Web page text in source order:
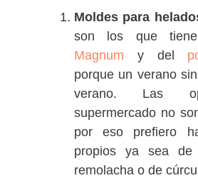
Moldes para
son los que
Magnum y del
porque un verano
verano. Las
supermercado no
por eso prefiero
propios ya sea de
remolacha o de